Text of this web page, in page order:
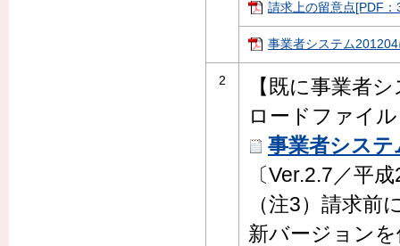
請求上の留意点[PDF：
事業者システム
2
【既に事業者
ロードファイ
事業者シス
〔Ver.2.7／平
（注3）請求
新バージョン